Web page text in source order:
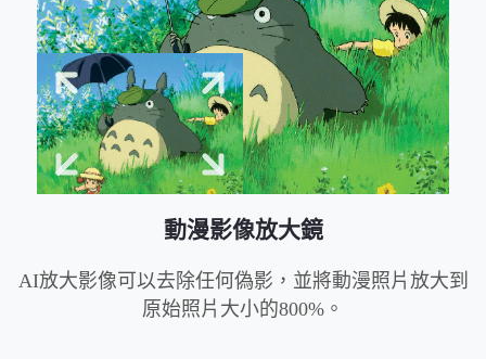
動漫影像放大鏡
AI放大影像可以去除任何偽影，並將動漫照片放大到
原始照片大小的800%。